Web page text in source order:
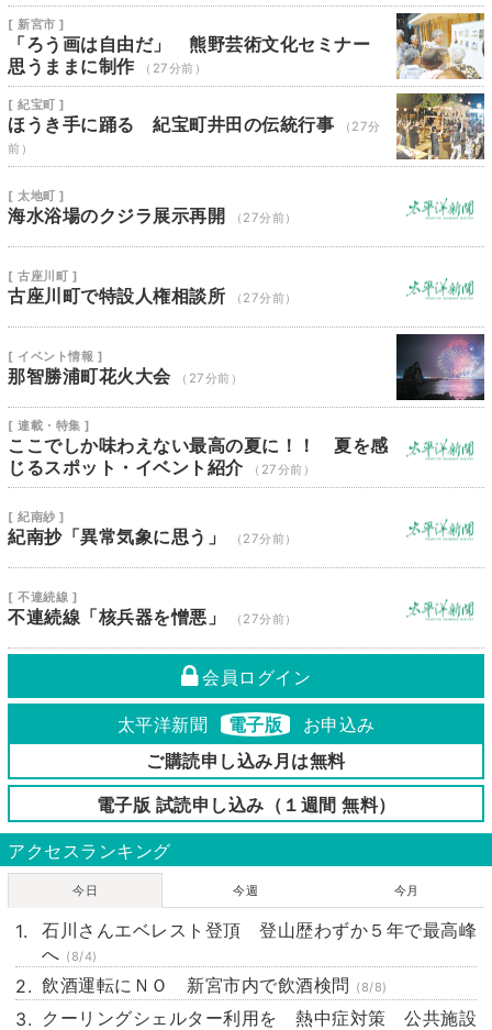
[ 新宮市 ]
「ろう画は自由だ」 熊野芸術文化セミナー
思うままに制作
（27分前）
[ 紀宝町 ]
ほうき手に踊る 紀宝町井田の伝統行事
（27分
前）
[ 太地町 ]
海水浴場のクジラ展示再開 （27分前）
[ 古座川町 ]
古座川町で特設人権相談所 （27分前）
[ イベント情報 ]
那智勝浦町花火大会 （27分前）
[ 連載・特集 ]
ここでしか味わえない最高の夏に！！ 夏を感
じるスポット・イベント紹介
（27分前）
[ 紀南紗 ]
紀南抄「異常気象に思う」 （27分前）
[ 不連続線 ]
不連続線「核兵器を憎悪」 （27分前）
会員ログイン
太平洋新聞 電子版
お申込み
ご購読申し込み月は無料
電子版 試読申し込み（１週間 無料）
アクセスランキング
今日 今週 今月
石川さんエベレスト登頂 登山歴わずか５年で最高峰
へ (8/4)
飲酒運転にＮＯ 新宮市内で飲酒検問 (8/8)
クーリングシェルター利用を 熱中症対策 公共施設